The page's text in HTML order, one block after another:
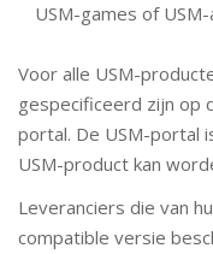
USM-games of
Voor alle USM-
gespecificeerd zijn op
portal. De USM-portal
USM-product kan
Leveranciers die van
compatible versie